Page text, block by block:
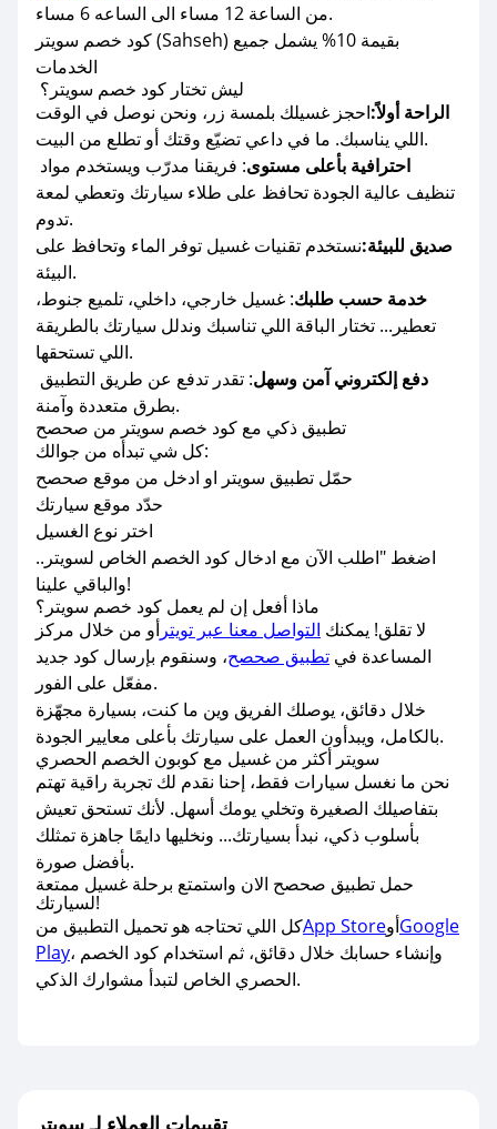
من الساعة 12 مساء الى الساعه 6 مساء.
كود خصم سويتر (Sahseh) بقيمة 10% يشمل جميع
الخدمات
ليش تختار كود خصم سويتر؟
الراحة أولاً:احجز غسيلك بلمسة زر، ونحن نوصل في الوقت
اللي يناسبك. ما في داعي تضيّع وقتك أو تطلع من البيت.
احترافية بأعلى مستوى: فريقنا مدرّب ويستخدم مواد
تنظيف عالية الجودة تحافظ على طلاء سيارتك وتعطي لمعة
تدوم.
صديق للبيئة:نستخدم تقنيات غسيل توفر الماء وتحافظ على
البيئة.
خدمة حسب طلبك: غسيل خارجي، داخلي، تلميع جنوط،
تعطير... تختار الباقة اللي تناسبك وندلل سيارتك بالطريقة
اللي تستحقها.
دفع إلكتروني آمن وسهل: تقدر تدفع عن طريق التطبيق
بطرق متعددة وآمنة.
تطبيق ذكي مع كود خصم سويتر من صحصح
كل شي تبدأه من جوالك:
حمّل تطبيق سويتر او ادخل من موقع صحصح
حدّد موقع سيارتك
اختر نوع الغسيل
اضغط "اطلب الآن مع ادخال كود الخصم الخاص لسويتر..
والباقي علينا!
لا تقلق! يمكنك التواصل معنا عبر تويتر أو من خلال مركز
المساعدة في تطبيق صحصح، وسنقوم بإرسال كود جديد
مفعّل على الفور.
خلال دقائق، يوصلك الفريق وين ما كنت، بسيارة مجهّزة
بالكامل، ويبدأون العمل على سيارتك بأعلى معايير الجودة.
سويتر أكثر من غسيل مع كوبون الخصم الحصري
نحن ما نغسل سيارات فقط، إحنا نقدم لك تجربة راقية تهتم
بتفاصيلك الصغيرة وتخلي يومك أسهل. لأنك تستحق تعيش
بأسلوب ذكي، نبدأ بسيارتك... ونخليها دايمًا جاهزة تمثلك
بأفضل صورة.
حمل تطبيق صحصح الان واستمتع برحلة غسيل ممتعة
لسيارتك!
كل اللي تحتاجه هو تحميل التطبيق منApp StoreأوGoogle
Play، وإنشاء حسابك خلال دقائق، ثم استخدام كود الخصم
الحصري الخاص لتبدأ مشوارك الذكي.
تقييمات العملاء لـ سويتر